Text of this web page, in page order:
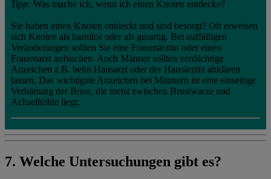
Tipp: Was mache ich, wenn ich einen Knoten entdecke?
Sie haben einen Knoten entdeckt und sind besorgt? Oft erweisen
sich Knoten als harmlos oder als gutartig. Bei auffälligen
Veränderungen sollten Sie eine Frauenärztin oder einen
Frauenarzt aufsuchen. Auch Männer sollten verdächtige
Anzeichen z.B. beim Hausarzt oder der Hausärztin abklären
lassen. Das wichtigste Anzeichen bei Männern ist eine einseitige
Verhärtung der Brust, die meist zwischen Brustwarze und
Achselhöhle liegt.
7. Welche Untersuchungen gibt es?